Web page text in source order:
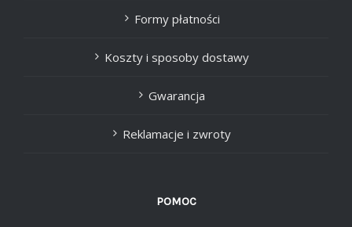
Formy płatności
Koszty i sposoby dostawy
Gwarancja
Reklamacje i zwroty
POMOC